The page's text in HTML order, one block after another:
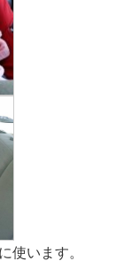
使います。